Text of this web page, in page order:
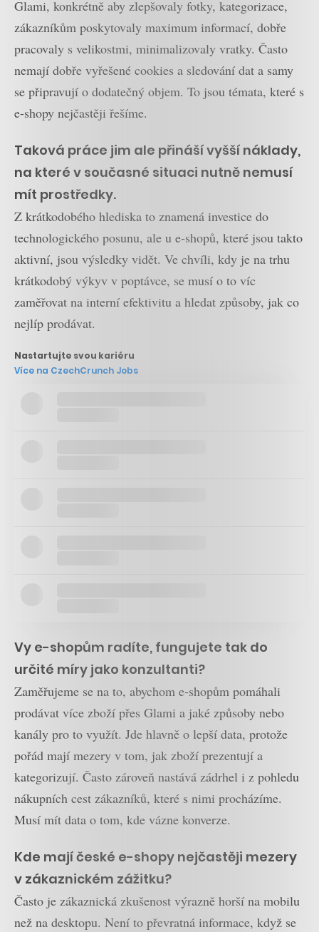
Glami, konkrétně aby zlepšovaly fotky, kategorizace,
zákazníkům poskytovaly maximum informací, dobře
pracovaly s velikostmi, minimalizovaly vratky. Často
nemají dobře vyřešené cookies a sledování dat a samy
se připravují o dodatečný objem. To jsou témata, které s
e-shopy nejčastěji řešíme.
Taková práce jim ale přináší vyšší náklady,
na které v současné situaci nutně nemusí
mít prostředky.
Z krátkodobého hlediska to znamená investice do
technologického posunu, ale u e-shopů, které jsou takto
aktivní, jsou výsledky vidět. Ve chvíli, kdy je na trhu
krátkodobý výkyv v poptávce, se musí o to víc
zaměřovat na interní efektivitu a hledat způsoby, jak co
nejlíp prodávat.
Nastartujte svou kariéru
Více na CzechCrunch Jobs
Vy e-shopům radíte, fungujete tak do
určité míry jako konzultanti?
Zaměřujeme se na to, abychom e-shopům pomáhali
prodávat více zboží přes Glami a jaké způsoby nebo
kanály pro to využít. Jde hlavně o lepší data, protože
pořád mají mezery v tom, jak zboží prezentují a
kategorizují. Často zároveň nastává zádrhel i z pohledu
nákupních cest zákazníků, které s nimi procházíme.
Musí mít data o tom, kde vázne konverze.
Kde mají české e-shopy nejčastěji mezery
v zákaznickém zážitku?
Často je zákaznická zkušenost výrazně horší na mobilu
než na desktopu. Není to převratná informace, když se